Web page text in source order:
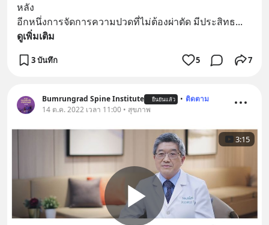
หลัง
อีกหนึ่งการจัดการความปวดที่ไม่ต้องผ่าตัด มีประสิทธ...
ดูเพิ่มเติม
3 บันทึก 5 7
Bumrungrad Spine Institute ยืนยันแล้ว • ติดตาม
14 ต.ค. 2022 เวลา 11:00 • สุขภาพ
3:15